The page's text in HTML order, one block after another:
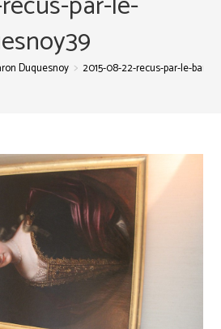
Duquesnoy > 2015-08-22-recus-par-le-